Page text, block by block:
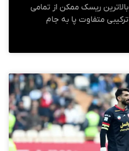
ریسک ممکن از تمامی
متفاوت پا به جام